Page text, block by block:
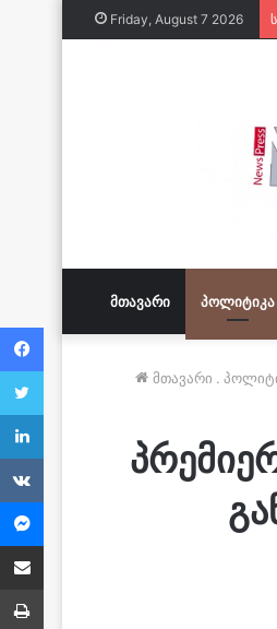
Friday, August 7 2026
ᲛᲗᲐᲕᲐᲠᲘ ᲞᲝᲚᲘᲢᲘᲙᲐ
მთავარი .
Facebook
Twitter
LinkedIn
VKontakte
Messenger
Share via Email